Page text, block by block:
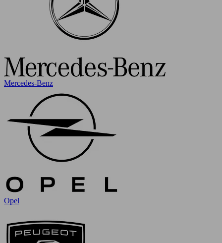
Mercedes-Benz
Opel